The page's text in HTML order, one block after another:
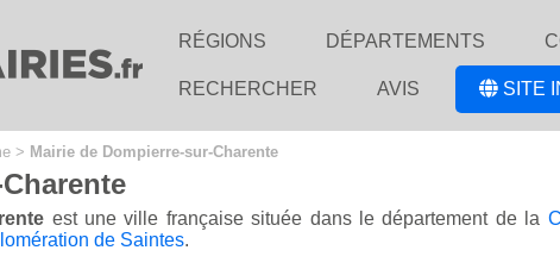
RÉGIONS DÉPARTEMENTS
RECHERCHER AVIS SITE
> Mairie de Dompierre-sur-Charente
est une ville française située dans le département de la
de Saintes.